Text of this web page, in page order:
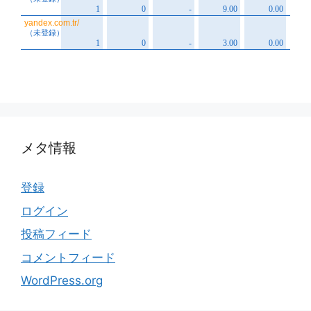
メタ情報
登録
ログイン
投稿フィード
コメントフィード
WordPress.org